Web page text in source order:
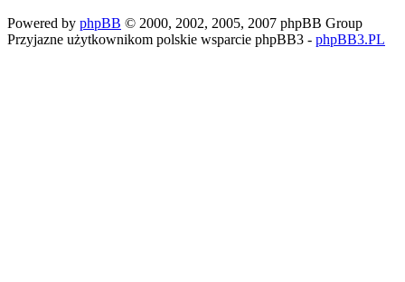
Powered by phpBB © 2000, 2002, 2005, 2007 phpBB Group
Przyjazne użytkownikom polskie wsparcie phpBB3 - phpBB3.PL